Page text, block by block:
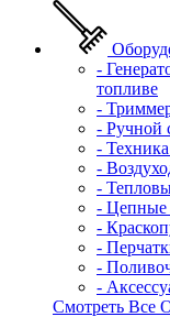
-
топливе
-
- Ручной
-
-
-
-
-
-
-
-
Смотреть Все